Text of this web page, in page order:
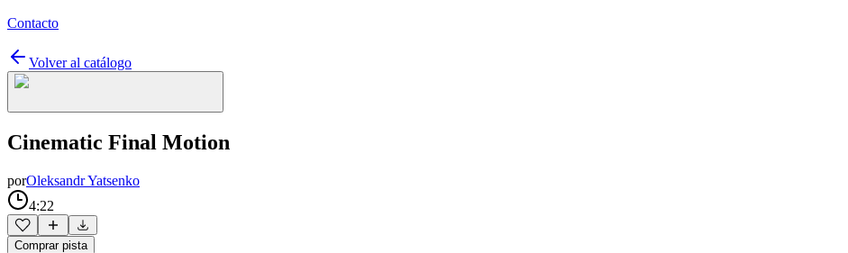
Contacto
Volver al catálogo
Cinematic Final Motion
porOleksandr Yatsenko
4:22
Comprar pista